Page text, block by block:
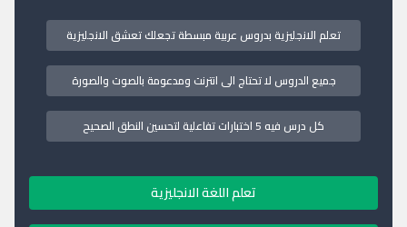
تعلم الانجليزية بدروس عربية مبسطة تجعلك تعشق الانجليزية
جميع الدروس لا تحتاج الى انترنت ومدعومة بالصوت والصورة
كل درس فيه 5 اختبارات تفاعلية لتحسين النطق الصحيح
تعلم اللغة الانجليزية